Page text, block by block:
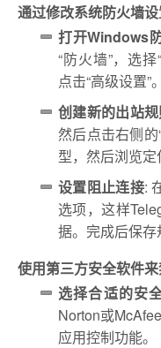
通过修改系统防火墙
打开Windows
“防火墙”，选
点击“高级设置”。
创建新的出站
然后点击右侧的
型，然后浏览定
设置阻止连接:
选项，这样
据。完成后保存
使用第三方安全软件
选择合适的安
Norton或
应用控制功能。